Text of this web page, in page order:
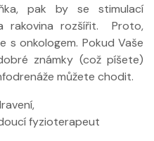
pak by se stimulací
rakovina rozšířit. Proto,
s onkologem. Pokud Vaše
známky (což píšete)
můžete chodit.
fyzioterapeut